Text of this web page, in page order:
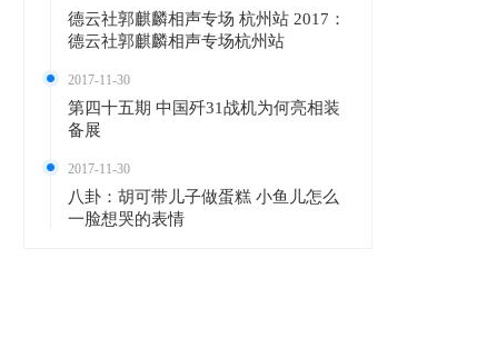
德云社郭麒麟相声专场 杭州站 2017：
德云社郭麒麟相声专场杭州站
2017-11-30
第四十五期 中国歼31战机为何亮相装
备展
2017-11-30
八卦：胡可带儿子做蛋糕 小鱼儿怎么
一脸想哭的表情